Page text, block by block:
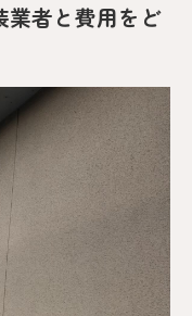
業者と費用をど